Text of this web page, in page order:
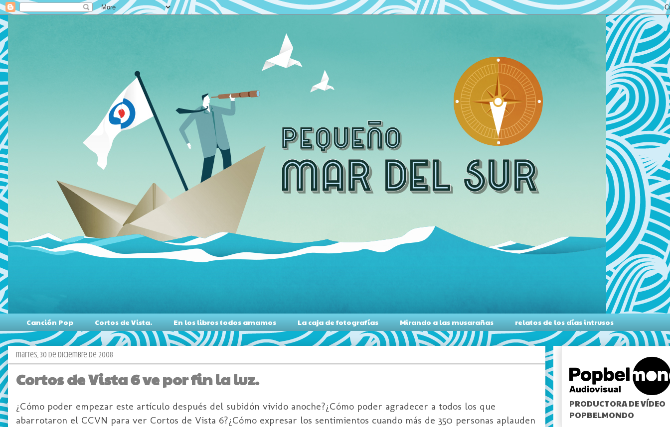
Canción Pop Cortos de Vista. En los libros todos amamos La caja de fotografías Mirando a las musarañas relatos de los días intrusos
martes, 30 de diciembre de 2008
Cortos de Vista 6 ve por fin la luz.
¿Cómo poder empezar este artículo después del subidón vivido anoche?¿Cómo poder agradecer a todos los que
abarrotaron el CCVN para ver Cortos de Vista 6?¿Cómo expresar los sentimientos cuando más de 350 personas aplauden
PRODUCTORA DE VÍDEO
POPBELMONDO